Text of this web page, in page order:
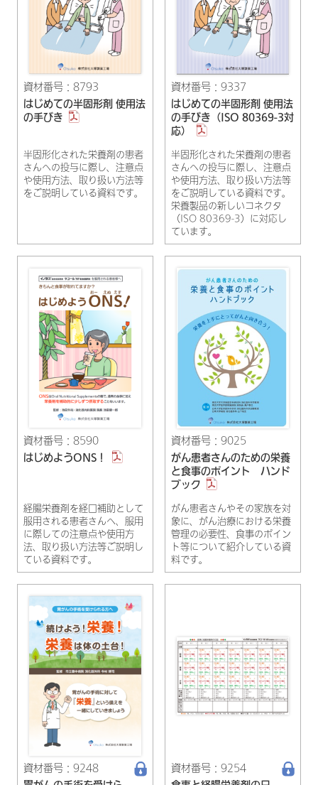
資材番号：8793
はじめての半固形剤 使用法
の手びき
半固形化された栄養剤の患者
さんへの投与に際し、注意点
や使用方法、取り扱い方法等
をご説明している資料です。
資材番号：9337
はじめての半固形剤 使用法
の手びき（ISO 80369-3対
応）
半固形化された栄養剤の患者
さんへの投与に際し、注意点
や使用方法、取り扱い方法等
をご説明している資料です。
栄養製品の新しいコネクタ
（ISO 80369-3）に対応し
ています。
資材番号：8590
はじめようONS！
経腸栄養剤を経口補助として
服用される患者さんへ、服用
に際しての注意点や使用方
法、取り扱い方法等ご説明し
ている資料です。
資材番号：9025
がん患者さんのための栄養
と食事のポイント ハンド
ブック
がん患者さんやその家族を対
象に、がん治療における栄養
管理の必要性、食事のポイン
ト等について紹介している資
料です。
資材番号：9248
資材番号：9254